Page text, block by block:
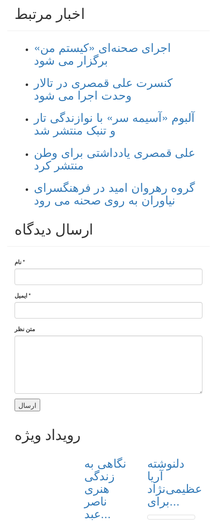
اخبار مرتبط
اجرای صحنه‌ای «کیستم من»
برگزار می شود
کنسرت علی قمصری در تالار
وحدت اجرا می شود
آلبوم «آسیمه سر» با نوازندگی تار
و تنبک منتشر شد
علی قمصری یادداشتی برای وطن
منتشر کرد
گروه رهروان امید در فرهنگسرای
نیاوران به روی صحنه می رود
ارسال دیدگاه
*
*
متن نظر
رویداد ویژه
دلنوشته
آریا
عظیمی‌نژاد
برای...
نگاهی به
زندگی
هنری
ناصر
عبد...